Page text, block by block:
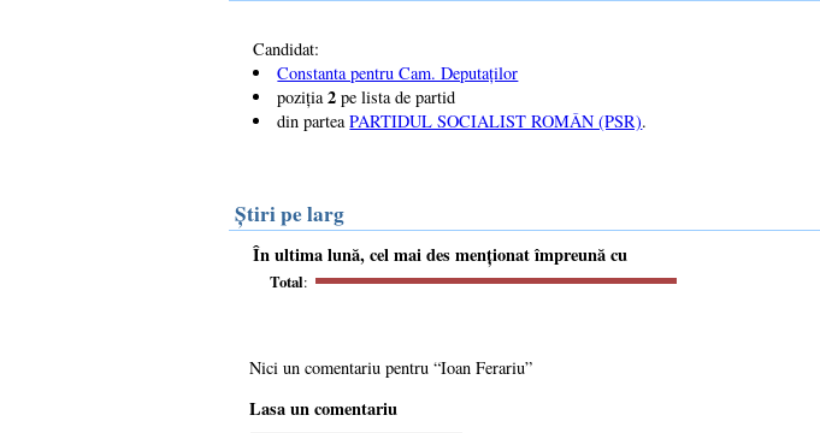
Candidat:
Constanta pentru Cam. Deputaților
poziția2 pe lista de partid
din parteaPARTIDUL SOCIALIST ROMÂN (PSR).
Știri pe larg
În ultima lună, cel mai des menționat împreună cu
Total:
Nici un comentariu pentru “Ioan Ferariu”
Lasa un comentariu